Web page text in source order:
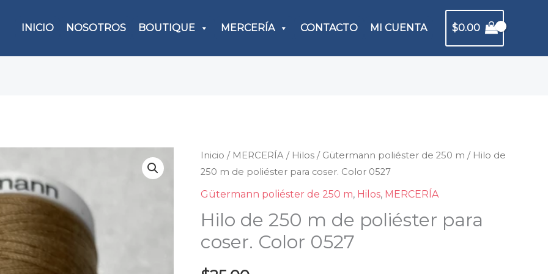
INICIO NOSOTROS BOUTIQUE MERCERÍA CONTACTO MI CUENTA $0.00
Inicio / MERCERÍA / Hilos / Gütermann poliéster de 250 m / Hilo de
250 m de poliéster para coser. Color 0527
Gütermann poliéster de 250 m, Hilos, MERCERÍA
Hilo de 250 m de poliéster para
coser. Color 0527
Hilo
de
250
de
poliéster